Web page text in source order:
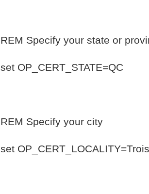
REM Specify your state or
set OP_CERT_STATE=QC
REM Specify your city
set